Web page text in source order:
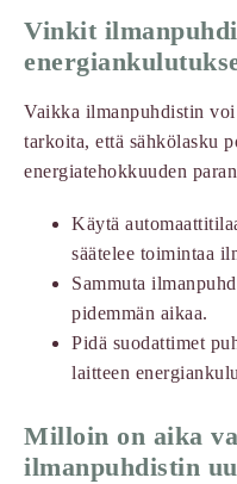
Vinkit
Vaikka ilmanpuhdistin
tarkoita, että sähkölasku
energiatehokkuuden
Käytä
säätelee toimintaa
Sammuta
pidemmän aikaa.
Pidä suodattimet
laitteen
Milloin on aika
ilmanpuhdistin